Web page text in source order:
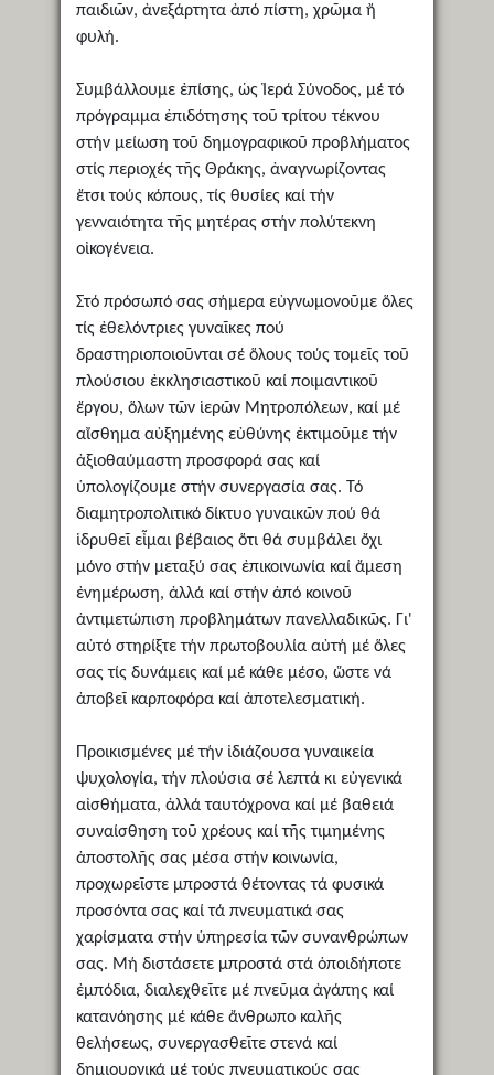
παιδιῶν, ἀνεξάρτητα ἀπό πίστη, χρῶμα ἤ
φυλή.
Συμβάλλουμε ἐπίσης, ὡς Ἱερά Σύνοδος, μέ τό
πρόγραμμα ἐπιδότησης τοῦ τρίτου τέκνου
στήν μείωση τοῦ δημογραφικοῦ προβλήματος
στίς περιοχές τῆς Θράκης, ἀναγνωρίζοντας
ἔτσι τούς κόπους, τίς θυσίες καί τήν
γενναιότητα τῆς μητέρας στήν πολύτεκνη
οἰκογένεια.
Στό πρόσωπό σας σήμερα εὐγνωμονοῦμε ὅλες
τίς ἐθελόντριες γυναῖκες πού
δραστηριοποιοῦνται σέ ὅλους τούς τομεῖς τοῦ
πλούσιου ἐκκλησιαστικοῦ καί ποιμαντικοῦ
ἔργου, ὅλων τῶν ἱερῶν Μητροπόλεων, καί μέ
αἴσθημα αὐξημένης εὐθύνης ἐκτιμοῦμε τήν
ἀξιοθαύμαστη προσφορά σας καί
ὑπολογίζουμε στήν συνεργασία σας. Τό
διαμητροπολιτικό δίκτυο γυναικῶν πού θά
ἱδρυθεῖ εἶμαι βέβαιος ὅτι θά συμβάλει ὄχι
μόνο στήν μεταξύ σας ἐπικοινωνία καί ἄμεση
ἐνημέρωση, ἀλλά καί στήν ἀπό κοινοῦ
ἀντιμετώπιση προβλημάτων πανελλαδικῶς. Γι'
αὐτό στηρίξτε τήν πρωτοβουλία αὐτή μέ ὅλες
σας τίς δυνάμεις καί μέ κάθε μέσο, ὥστε νά
ἀποβεῖ καρποφόρα καί ἀποτελεσματική.
Προικισμένες μέ τήν ἰδιάζουσα γυναικεία
ψυχολογία, τήν πλούσια σέ λεπτά κι εὐγενικά
αἰσθήματα, ἀλλά ταυτόχρονα καί μέ βαθειά
συναίσθηση τοῦ χρέους καί τῆς τιμημένης
ἀποστολῆς σας μέσα στήν κοινωνία,
προχωρεῖστε μπροστά θέτοντας τά φυσικά
προσόντα σας καί τά πνευματικά σας
χαρίσματα στήν ὑπηρεσία τῶν συνανθρώπων
σας. Μή διστάσετε μπροστά στά ὁποιδήποτε
ἐμπόδια, διαλεχθεῖτε μέ πνεῦμα ἀγάπης καί
κατανόησης μέ κάθε ἄνθρωπο καλῆς
θελήσεως, συνεργασθεῖτε στενά καί
δημιουργικά μέ τούς πνευματικούς σας